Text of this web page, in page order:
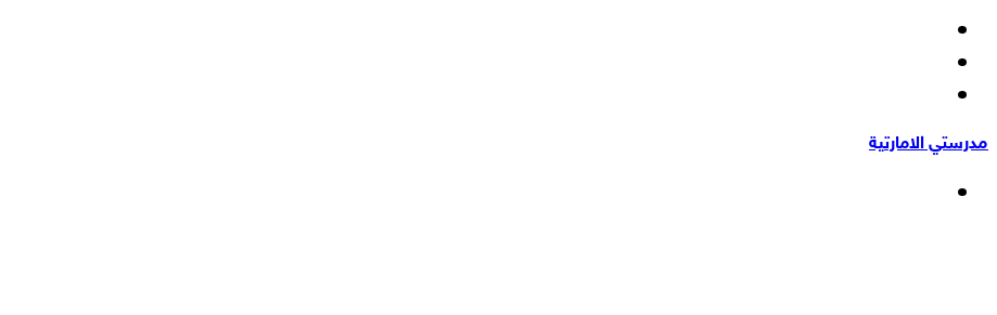
عمود
جانبي
مدرستي الامارتية